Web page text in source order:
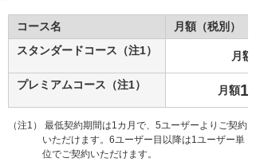
コース名
月額（税別）
スタンダードコース（注1）
月額
プレミアムコース（注1） 月額
（注1） 最低契約期間は1カ月で、5ユーザーよりご契約
いただけます。6ユーザー目以降は1ユーザー単
位でご契約いただけます。